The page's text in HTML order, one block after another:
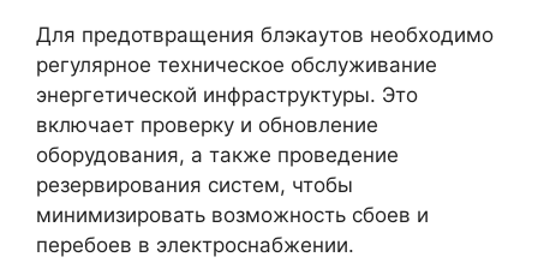
Для предотвращения блэкаутов необходимо
регулярное техническое обслуживание
энергетической инфраструктуры. Это
включает проверку и обновление
оборудования, а также проведение
резервирования систем, чтобы
минимизировать возможность сбоев и
перебоев в электроснабжении.